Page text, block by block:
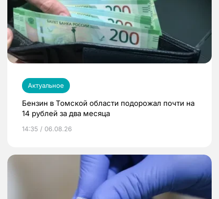
Актуальное
Бензин в Томской области подорожал почти на
14 рублей за два месяца
14:35 / 06.08.26